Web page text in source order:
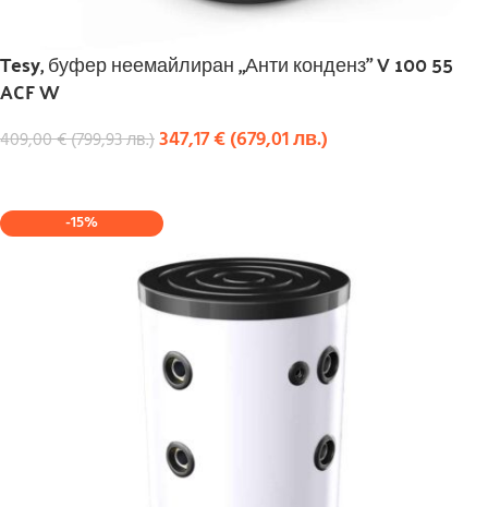
Tesy, буфер неемайлиран „Анти конденз” V 100 55
ACF W
409,00€(799,93лв.)347,17€(679,01лв.)
-15%